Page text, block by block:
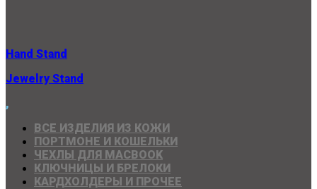
Hand Stand
Jewelry Stand
,
ВСЕ ИЗДЕЛИЯ ИЗ КОЖИ
ПОРТМОНЕ И КОШЕЛЬКИ
ЧЕХЛЫ ДЛЯ MACBOOK
КЛЮЧНИЦЫ И БРЕЛОКИ
КАРДХОЛДЕРЫ И ПРОЧЕЕ